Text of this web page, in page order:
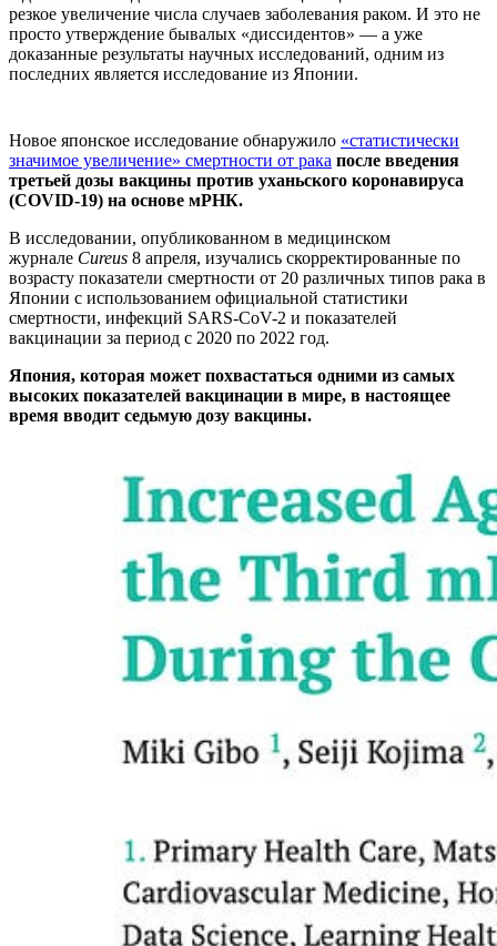
резкое увеличение числа случаев заболевания раком. И это не
просто утверждение бывалых «диссидентов» — а уже
доказанные результаты научных исследований, одним из
последних является исследование из Японии.
Новое японское исследование обнаружило «статистически
значимое увеличение» смертности от рака после введения
третьей дозы вакцины против уханьского коронавируса
(COVID-19) на основе мРНК.
В исследовании, опубликованном в медицинском
журнале Cureus 8 апреля, изучались скорректированные по
возрасту показатели смертности от 20 различных типов рака в
Японии с использованием официальной статистики
смертности, инфекций SARS-CoV-2 и показателей
вакцинации за период с 2020 по 2022 год.
Япония, которая может похвастаться одними из самых
высоких показателей вакцинации в мире, в настоящее
время вводит седьмую дозу вакцины.